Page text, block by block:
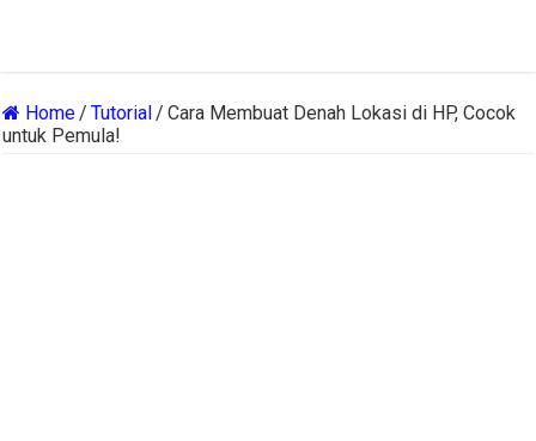
Home/ Tutorial/ Cara Membuat Denah Lokasi di HP, Cocok
untuk Pemula!